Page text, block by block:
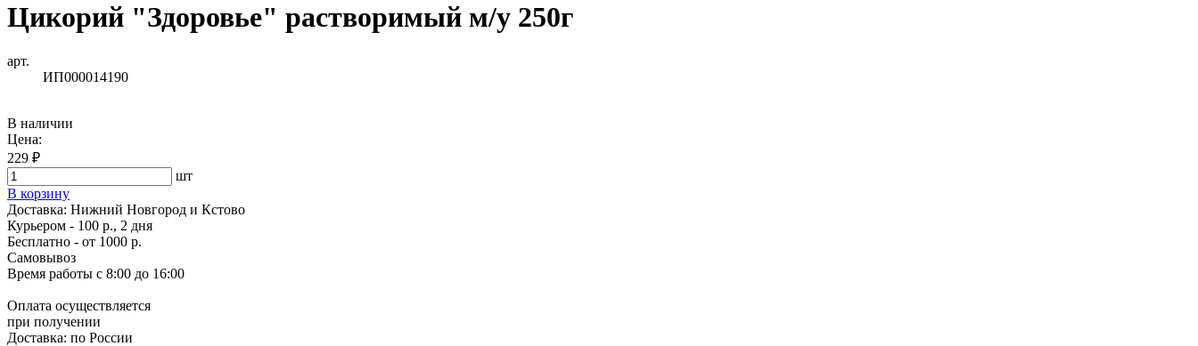
Цикорий "Здоровье" растворимый м/у 250г
арт.
ИП000014190
В наличии
Цена:
229 ₽
шт
В корзину
Доставка: Нижний Новгород и Кстово
Курьером - 100 р., 2 дня
Бесплатно - от 1000 р.
Самовывоз
Время работы с 8:00 до 16:00
Оплата осуществляется
при получении
Доставка: по России